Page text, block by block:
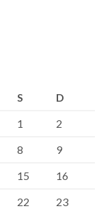
S
D
1
2
8
9
15
16
22 23